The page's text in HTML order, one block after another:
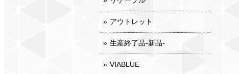
アウトレット
生産終了品-新品-
VIABLUE